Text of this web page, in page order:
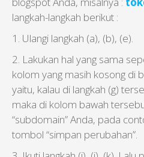
langkah-langkah berikut :
1. Ulangi langkah (a), (b), (e).
2. Lakukan hal yang sama
kolom yang masih kosong di
yaitu, kalau di langkah (g)
maka di kolom bawah
“subdomain” Anda, pada
tombol “simpan perubahan”.